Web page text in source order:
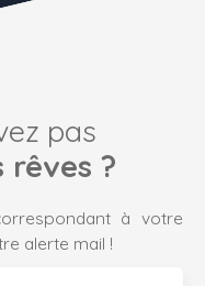
pas
rêves ?
à votre
alerte mail !